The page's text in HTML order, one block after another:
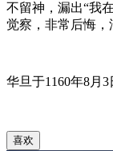
不留神，漏出“我
觉察，非常后悔，
华旦于1160年8月3
喜欢